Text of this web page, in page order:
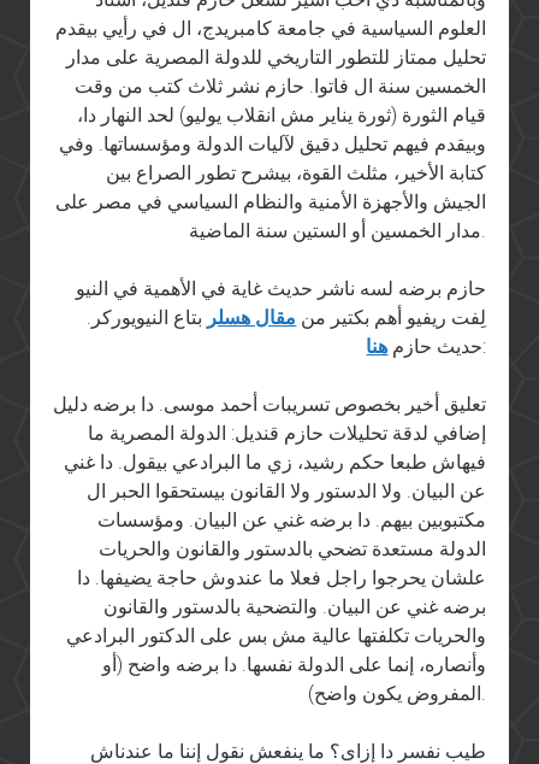
العلوم السياسية في جامعة كامبريدج، ال في رأيي بيقدم
تحليل ممتاز للتطور التاريخي للدولة المصرية على مدار
الخمسين سنة ال فاتوا. حازم نشر ثلاث كتب من وقت
قيام الثورة (ثورة يناير مش انقلاب يوليو) لحد النهار دا،
وبيقدم فيهم تحليل دقيق لآليات الدولة ومؤسساتها. وفي
كتابة الأخير، مثلث القوة، بيشرح تطور الصراع بين
الجيش والأجهزة الأمنية والنظام السياسي في مصر على
مدار الخمسين أو الستين سنة الماضية.
حازم برضه لسه ناشر حديث غاية في الأهمية في النيو
لِفت ريفيو أهم بكتير من مقال هسلر بتاع النيويوركر.
حديث حازم هنا :
تعليق أخير بخصوص تسريبات أحمد موسى. دا برضه دليل
إضافي لدقة تحليلات حازم قنديل: الدولة المصرية ما
فيهاش طبعا حكم رشيد، زي ما البرادعي بيقول. دا غني
عن البيان. ولا الدستور ولا القانون بيستحقوا الحبر ال
مكتبوبين بيهم. دا برضه غني عن البيان. ومؤسسات
الدولة مستعدة تضحي بالدستور والقانون والحريات
علشان يحرجوا راجل فعلا ما عندوش حاجة يضيفها. دا
برضه غني عن البيان. والتضحية بالدستور والقانون
والحريات تكلفتها عالية مش بس على الدكتور البرادعي
وأنصاره، إنما على الدولة نفسها. دا برضه واضح (أو
المفروض يكون واضح).
طيب نفسر دا إزاى؟ ما ينفعش نقول إننا ما عندناش